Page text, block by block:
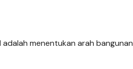
menentukan arah bangunan